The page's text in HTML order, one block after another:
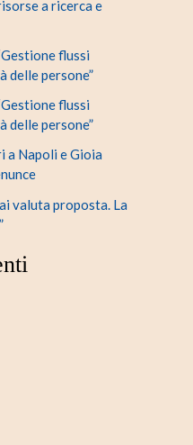
a ricerca e
flussi
persone”
flussi
persone”
a Napoli e Gioia
valuta proposta. La